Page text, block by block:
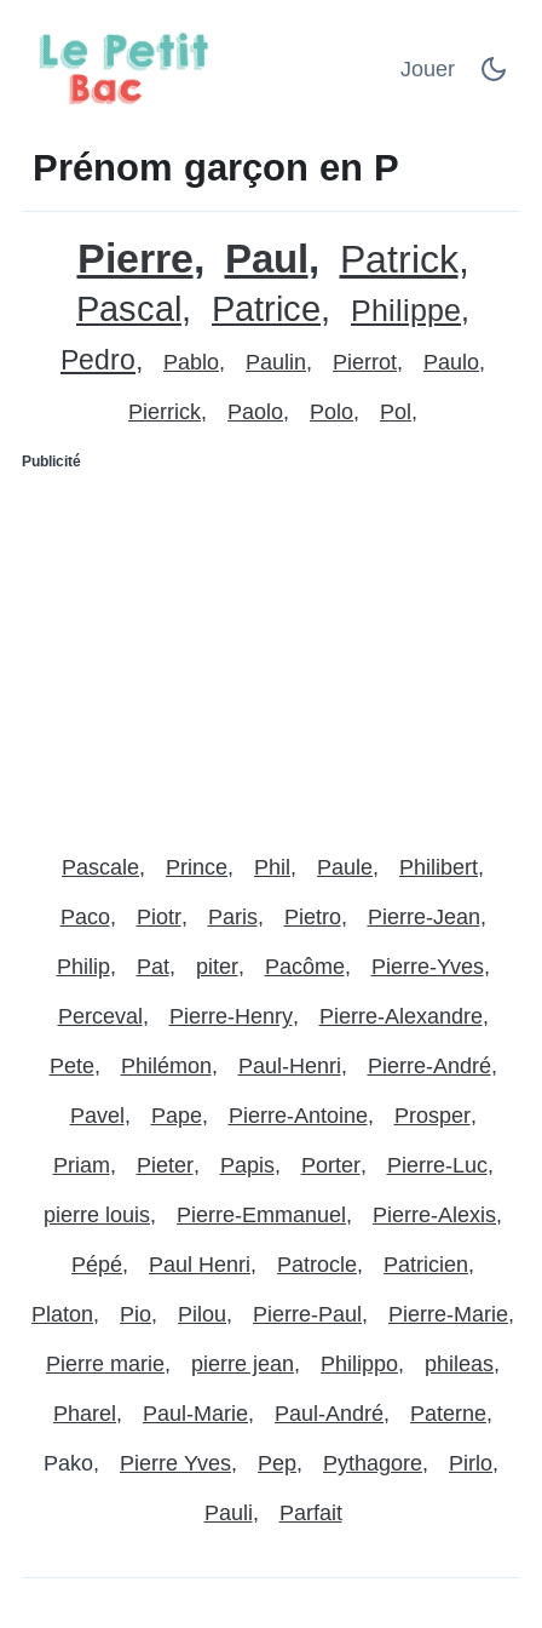
Jouer
Prénom garçon en P
Pierre Paul Patrick
Pascal Patrice Philippe
Pedro Pablo Paulin Pierrot Paulo
Pierrick Paolo Polo Pol
Publicité
Pascale Prince Phil Paule Philibert
Paco Piotr Paris Pietro Pierre-Jean
Philip Pat piter Pacôme Pierre-Yves
Perceval Pierre-Henry Pierre-Alexandre
Pete Philémon Paul-Henri Pierre-André
Pavel Pape Pierre-Antoine Prosper
Priam Pieter Papis Porter Pierre-Luc
pierre louis Pierre-Emmanuel Pierre-Alexis
Pépé Paul Henri Patrocle Patricien
Platon Pio Pilou Pierre-Paul Pierre-Marie
Pierre marie pierre jean Philippo phileas
Pharel Paul-Marie Paul-André Paterne
Pako Pierre Yves Pep Pythagore Pirlo
Pauli Parfait